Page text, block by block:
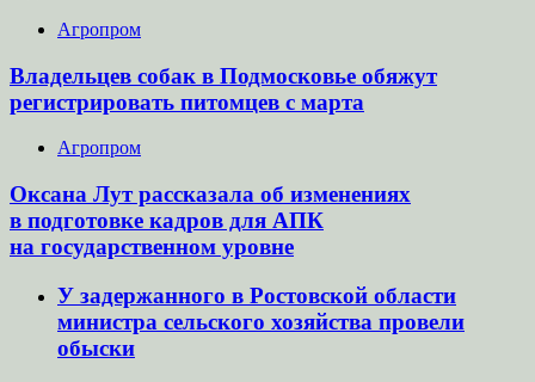
Агропром
Владельцев собак в Подмосковье обяжут
регистрировать питомцев с марта
Агропром
Оксана Лут рассказала об изменениях
в подготовке кадров для АПК
на государственном уровне
У задержанного в Ростовской области
министра сельского хозяйства провели
обыски